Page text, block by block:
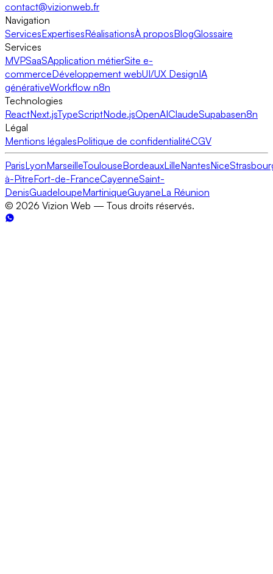
contact@vizionweb.fr
Navigation
ServicesExpertisesRéalisationsÀ proposBlogGlossaire
Services
MVPSaaSApplication métierSite e-
commerceDéveloppement webUI/UX DesignIA
générativeWorkflow n8n
Technologies
ReactNext.jsTypeScriptNode.jsOpenAIClaudeSupabasen8n
Légal
Mentions légalesPolitique de confidentialitéCGV
ParisLyonMarseilleToulouseBordeauxLilleNantesNice
à-PitreFort-de-FranceCayenneSaint-
DenisGuadeloupeMartiniqueGuyaneLa Réunion
© 2026 Vizion Web — Tous droits réservés.